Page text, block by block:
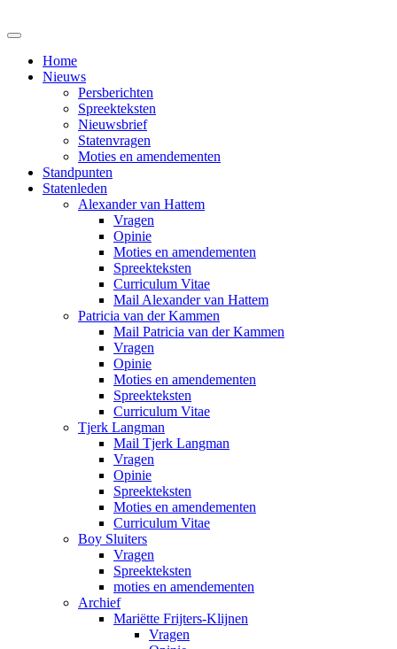
Home
Nieuws
Persberichten
Spreekteksten
Nieuwsbrief
Statenvragen
Moties en amendementen
Standpunten
Statenleden
Alexander van Hattem
Vragen
Opinie
Moties en amendementen
Spreekteksten
Curriculum Vitae
Mail Alexander van Hattem
Patricia van der Kammen
Mail Patricia van der Kammen
Vragen
Opinie
Moties en amendementen
Spreekteksten
Curriculum Vitae
Tjerk Langman
Mail Tjerk Langman
Vragen
Opinie
Spreekteksten
Moties en amendementen
Curriculum Vitae
Boy Sluiters
Vragen
Spreekteksten
moties en amendementen
Archief
Mariëtte Frijters-Klijnen
Vragen